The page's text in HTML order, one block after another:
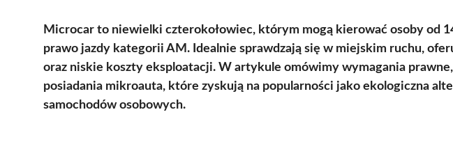
Microcar to niewielki czterokołowiec, którym mogą kierować osoby od
prawo jazdy kategorii AM. Idealnie sprawdzają się w miejskim ruchu,
oraz niskie koszty eksploatacji. W artykule omówimy wymagania
posiadania mikroauta, które zyskują na popularności jako ekologiczna
samochodów osobowych.